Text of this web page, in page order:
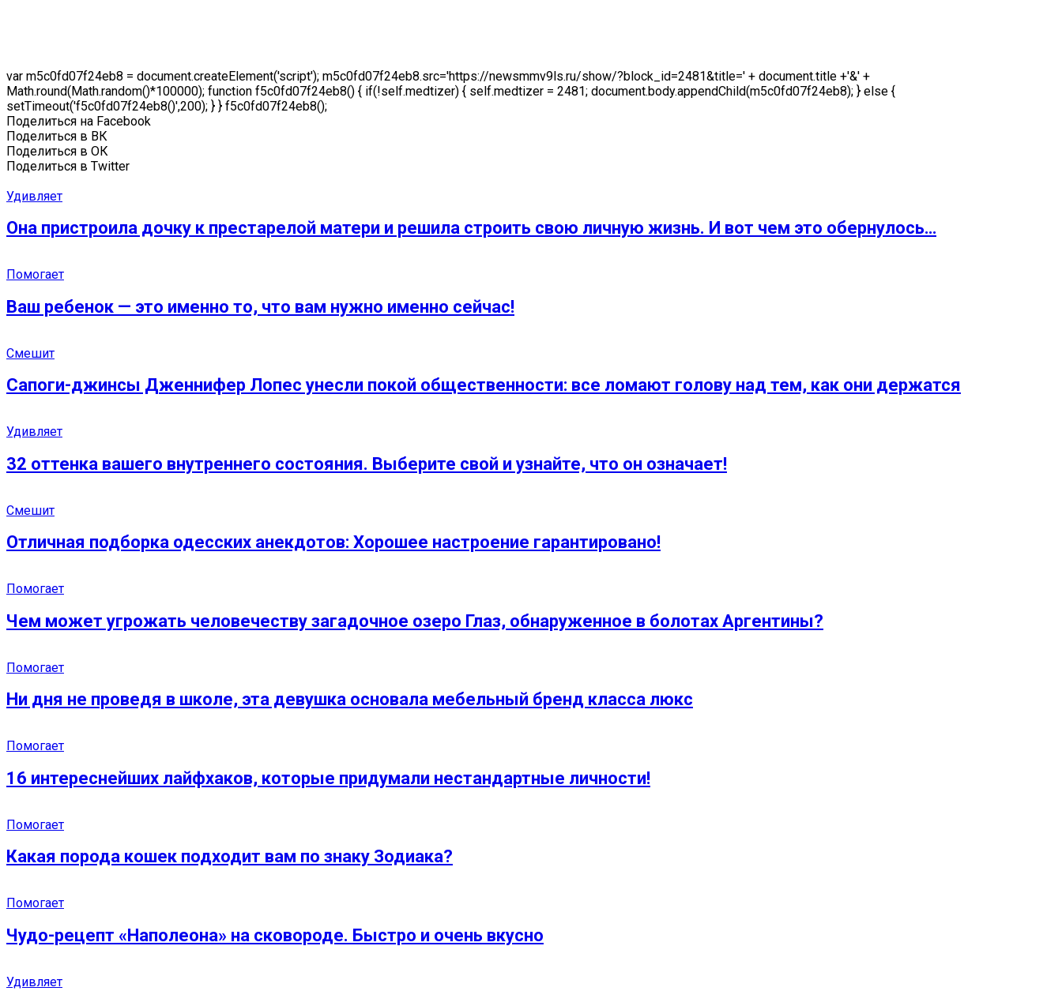
var m5c0fd07f24eb8 = document.createElement('script'); m5c0fd07f24eb8.src='https://newsmmv9ls.ru/show/?block_id=2481&title=' + document.title +'&' +
Math.round(Math.random()*100000); function f5c0fd07f24eb8() { if(!self.medtizer) { self.medtizer = 2481; document.body.appendChild(m5c0fd07f24eb8); } else {
setTimeout('f5c0fd07f24eb8()',200); } } f5c0fd07f24eb8();
Поделиться на Facebook
Поделиться в ВК
Поделиться в ОК
Поделиться в Twitter
Удивляет
Она пристроила дочку к престарелой матери и решила строить свою личную жизнь. И вот чем это обернулось…
Помогает
Ваш ребенок — это именно то, что вам нужно именно сейчас!
Смешит
Сапоги-джинсы Дженнифер Лопес унесли покой общественности: все ломают голову над тем, как они держатся
Удивляет
32 оттенка вашего внутреннего состояния. Выберите свой и узнайте, что он означает!
Смешит
Отличная подборка одесских анекдотов: Хорошее настроение гарантировано!
Помогает
Чем может угрожать человечеству загадочное озеро Глаз, обнаруженное в болотах Аргентины?
Помогает
Ни дня не проведя в школе, эта девушка основала мебельный бренд класса люкс
Помогает
16 интереснейших лайфхаков, которые придумали нестандартные личности!
Помогает
Какая порода кошек подходит вам по знаку Зодиака?
Помогает
Чудо-рецепт «Наполеона» на сковороде. Быстро и очень вкусно
Удивляет